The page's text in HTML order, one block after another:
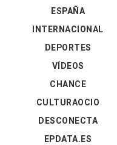
ESPAÑA
INTERNACIONAL
DEPORTES
VÍDEOS
CHANCE
CULTURAOCIO
DESCONECTA
EPDATA.ES